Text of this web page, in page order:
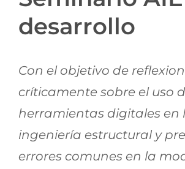
Socios
Contacto
desarrollo
Con el objetivo de
críticamente sobre el uso
herramientas digitales en
ingeniería estructural y
errores comunes en la